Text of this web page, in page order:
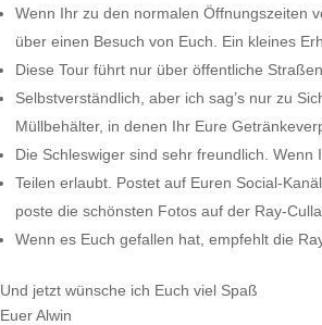
Wenn Ihr zu den normalen Öffnungszeiten
über einen Besuch von Euch. Ein kleines
Diese Tour führt nur über öffentliche
Selbstverständlich, aber ich sag’s nur zu
Müllbehälter, in denen Ihr Eure
Die Schleswiger sind sehr freundlich.
Teilen erlaubt. Postet auf Euren Social-
poste die schönsten Fotos auf der Ray-
Wenn es Euch gefallen hat, empfehlt die
Und jetzt wünsche ich Euch viel Spaß
Euer Alwin